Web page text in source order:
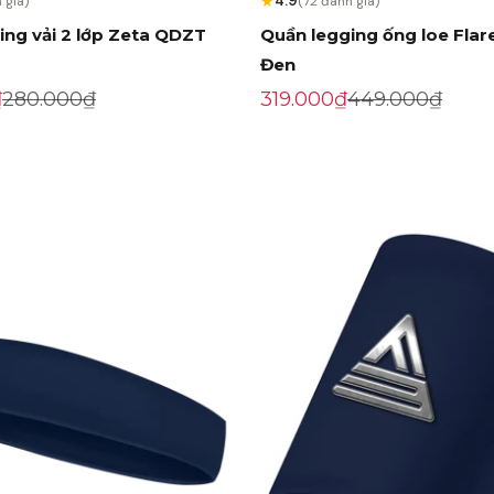
vải 2 lớp Zeta QDZT
mãi
Giá gốc
280.000₫
Quần legging ống loe
Đen
Giá khuyến mãi
319.000₫Giá gốc
449.000₫